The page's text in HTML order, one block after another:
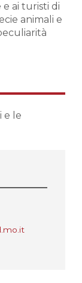
ai turisti di
animali e
e le